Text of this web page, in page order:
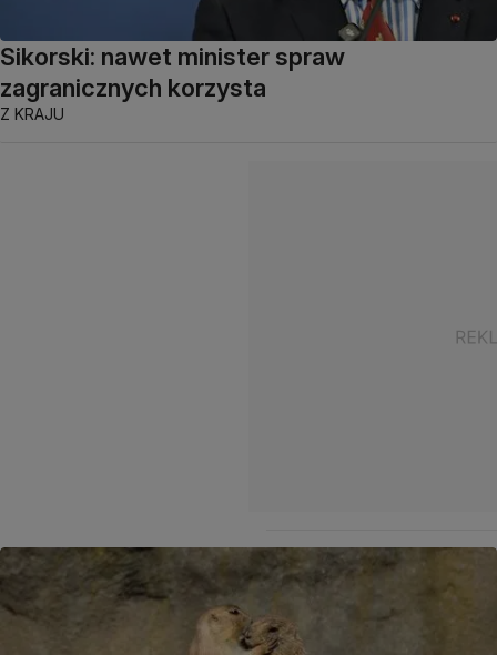
Sikorski: nawet minister spraw
zagranicznych korzysta
Z KRAJU